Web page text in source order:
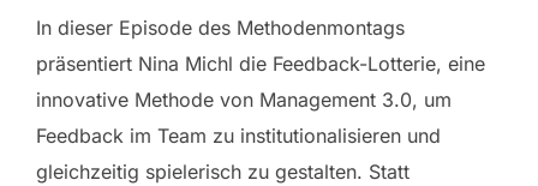
In dieser Episode des Methodenmontags
präsentiert Nina Michl die Feedback-Lotterie, eine
innovative Methode von Management 3.0, um
Feedback im Team zu institutionalisieren und
gleichzeitig spielerisch zu gestalten. Statt